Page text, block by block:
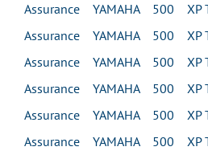
Assurance YAMAHA 500 XP
Assurance YAMAHA 500 XP
Assurance YAMAHA 500 XP
Assurance YAMAHA 500 XP
Assurance YAMAHA 500 XP
Assurance YAMAHA 500 XP